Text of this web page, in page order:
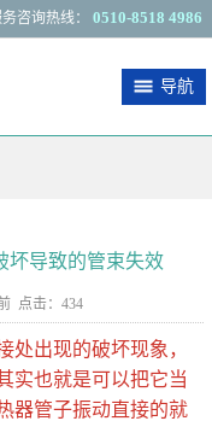
咨询热线： 0510-8518 4986
导航
坏导致的管束失效
点击：434
处出现的破坏现象，
实也就是可以把它当
器管子振动直接的就